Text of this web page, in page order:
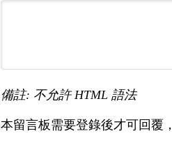
備註: 不允許 HTML 語法
本留言板需要登錄後才可回覆，